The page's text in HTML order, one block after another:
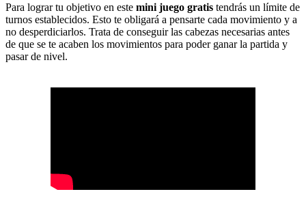
Para lograr tu objetivo en este mini juego gratis tendrás un límite de
turnos establecidos. Esto te obligará a pensarte cada movimiento y a
no desperdiciarlos. Trata de conseguir las cabezas necesarias antes
de que se te acaben los movimientos para poder ganar la partida y
pasar de nivel.